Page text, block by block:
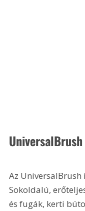
Az
Sokoldalú,
és fugák, kerti